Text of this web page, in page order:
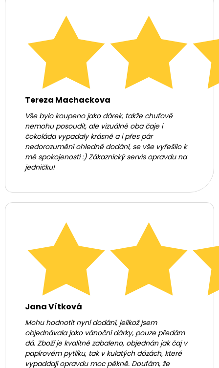
Tereza Machackova
Vše bylo koupeno jako dárek, takže chuťově
nemohu posoudit, ale vizuálně oba čaje i
čokoláda vypadaly krásně a i přes pár
nedorozumění ohledně dodání, se vše vyřešilo k
mé spokojenosti :) Zákaznický servis opravdu na
jedničku!
Jana Vítková
Mohu hodnotit nyní dodání, jelikož jsem
objednávala jako vánoční dárky, pouze předám
dá. Zboží je kvalitně zabaleno, objednán jak čaj v
papírovém pytlíku, tak v kulatých dózách, které
vypaddají opravdu moc pěkně. Doufám, že